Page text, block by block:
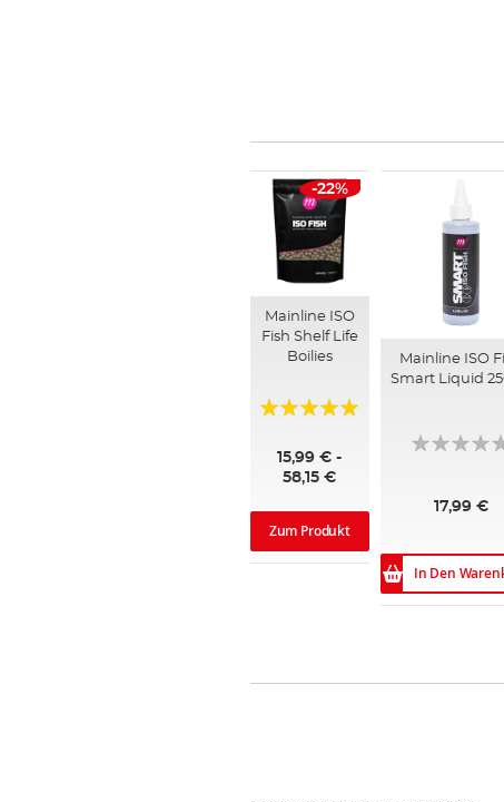
-22%
Mainline ISO
Fish Shelf Life
Boilies
Bewertung:
15,99 € -
58,15 €
Zum Produkt
Mainline ISO
Smart Liquid
17,99 €
In Den